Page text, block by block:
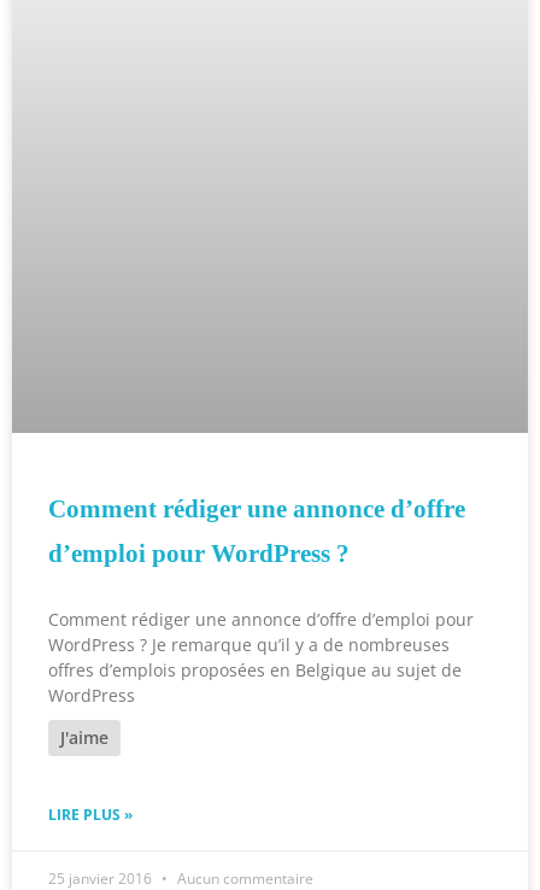
Comment rédiger une annonce d’offre
d’emploi pour WordPress ?
Comment rédiger une annonce d’offre d’emploi pour
WordPress ? Je remarque qu’il y a de nombreuses
offres d’emplois proposées en Belgique au sujet de
WordPress
J'aime
LIRE PLUS »
25 janvier 2016 Aucun commentaire